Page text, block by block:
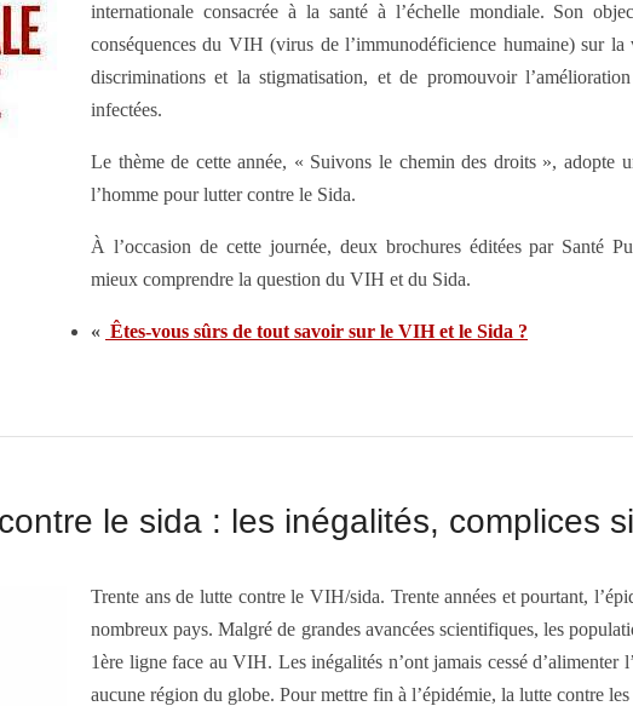
internationale consacrée à la santé à l’échelle mondiale. Son
conséquences du VIH (virus de l’immunodéficience humaine) sur
discriminations et la stigmatisation, et de promouvoir
infectées.
Le thème de cette année, « Suivons le chemin des droits », adopte
l’homme pour lutter contre le Sida.
À l’occasion de cette journée, deux brochures éditées par Santé
mieux comprendre la question du VIH et du Sida.
« Êtes-vous sûrs de tout savoir sur le VIH et le Sida ?
le sida : les inégalités, complices
Trente ans de lutte contre le VIH/sida. Trente années et pourtant,
nombreux pays. Malgré de grandes avancées scientifiques, les
1ère ligne face au VIH. Les inégalités n’ont jamais cessé d’alimenter
aucune région du globe. Pour mettre fin à l’épidémie, la lutte contre